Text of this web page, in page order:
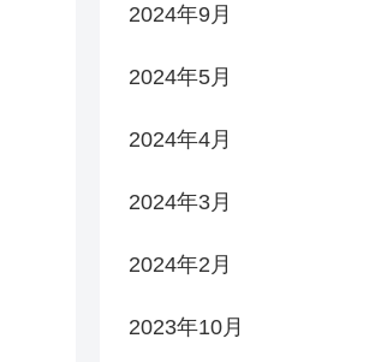
2024年9月
2024年5月
2024年4月
2024年3月
2024年2月
2023年10月